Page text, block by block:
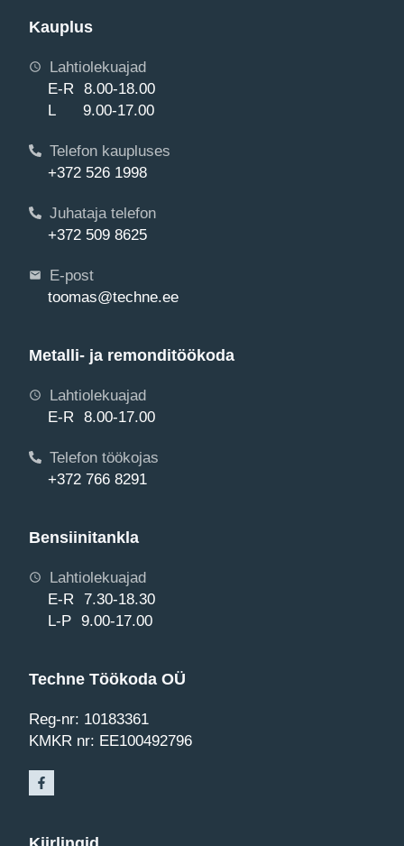
Kauplus
Lahtiolekuajad
E-R 8.00-18.00
L 9.00-17.00
Telefon kaupluses
+372 526 1998
Juhataja telefon
+372 509 8625
E-post
toomas@techne.ee
Metalli- ja remonditöökoda
Lahtiolekuajad
E-R 8.00-17.00
Telefon töökojas
+372 766 8291
Bensiinitankla
Lahtiolekuajad
E-R 7.30-18.30
L-P 9.00-17.00
Techne Töökoda OÜ
Reg-nr: 10183361
KMKR nr: EE100492796